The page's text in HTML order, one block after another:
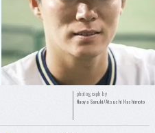
photograph by
Naoya Sanuki/Atsushi Hashimoto